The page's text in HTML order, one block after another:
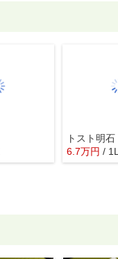
トスト明石
6.7万円 /